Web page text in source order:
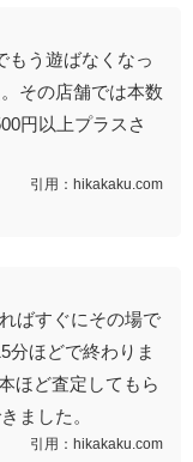
もう遊ばなくなっ
その店舗では本数
円以上プラスさ
引用：hikakaku.com
ばすぐにその場で
分ほどで終わりま
ほど査定してもら
ました。
引用：hikakaku.com